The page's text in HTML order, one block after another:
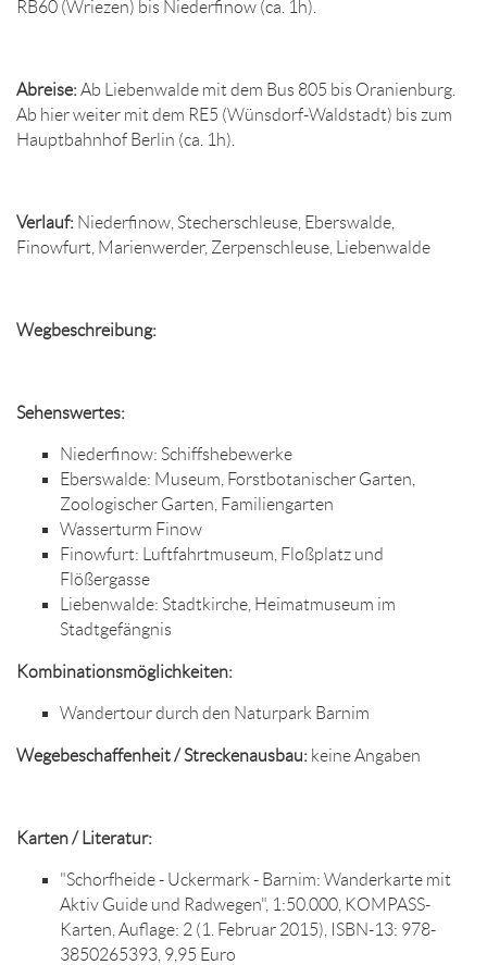
RB60 (Wriezen) bis Niederfinow (ca. 1h).
Abreise:Ab Liebenwalde mit dem Bus 805 bis Oranienburg.
Ab hier weiter mit dem RE5 (Wünsdorf-Waldstadt) bis zum
Hauptbahnhof Berlin (ca. 1h).
Verlauf: Niederfinow, Stecherschleuse, Eberswalde,
Finowfurt, Marienwerder, Zerpenschleuse, Liebenwalde
Wegbeschreibung:
Sehenswertes:
Niederfinow: Schiffshebewerke
Eberswalde: Museum, Forstbotanischer Garten,
Zoologischer Garten, Familiengarten
Wasserturm Finow
Finowfurt: Luftfahrtmuseum, Floßplatz und
Flößergasse
Liebenwalde: Stadtkirche, Heimatmuseum im
Stadtgefängnis
Kombinationsmöglichkeiten:
Wandertour durch den Naturpark Barnim
Wegebeschaffenheit / Streckenausbau: keine Angaben
Karten / Literatur:
"Schorfheide - Uckermark - Barnim: Wanderkarte mit
Aktiv Guide und Radwegen", 1:50.000, KOMPASS-
Karten, Auflage: 2 (1. Februar 2015), ISBN-13: 978-
3850265393, 9,95 Euro